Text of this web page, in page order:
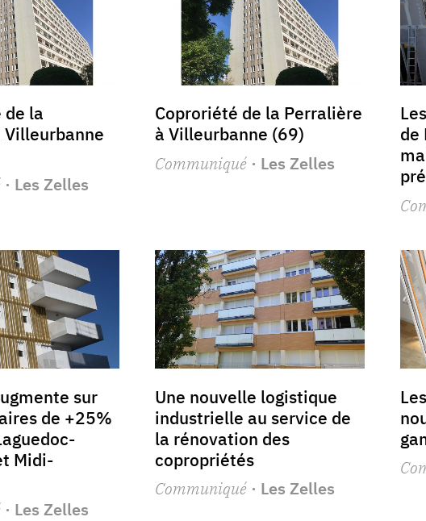
de la
· Les Zelles
Coproriété de la Perralière
à Villeurbanne (69)
Communiqué· Les Zelles
de
sur
de +25%
Midi-
· Les Zelles
Une nouvelle logistique
industrielle au service de
la rénovation des
copropriétés
Communiqué· Les Zelles